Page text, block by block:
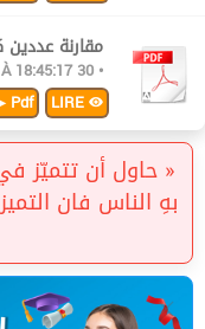
مقارنة عددين
• 30 Juillet 2016 À 18:45:17
Pdf
« حاول أن تتميّز
بهِ الناس فان